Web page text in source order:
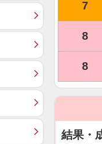
7
8
8
結果・